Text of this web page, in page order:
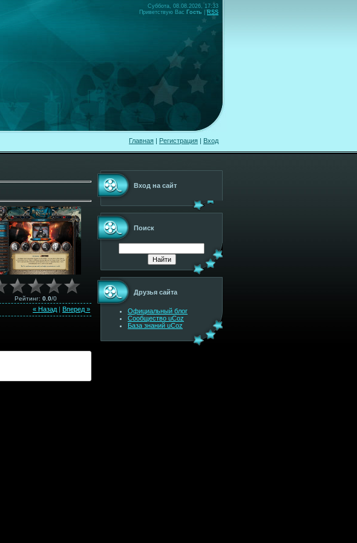
Суббота, 08.08.2026, 17:33
Приветствую Вас Гость |RSS
Главная | Регистрация | Вход
Рейтинг: 0.0/0
« Назад Вперед »
Вход на сайт
Поиск
Друзья сайта
Официальный блог
Сообщество uCoz
База знаний uCoz